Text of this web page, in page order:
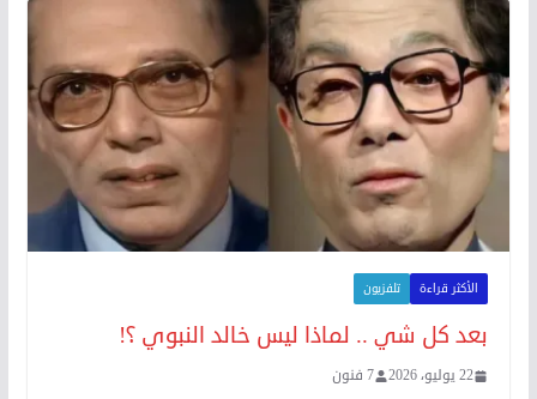
الأكثر قراءة تلفزيون
بعد كل شي .. لماذا ليس خالد النبوي ؟!
22 يوليو، 2026 7 فنون